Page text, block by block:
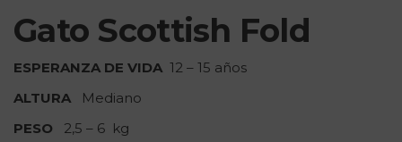
Gato Scottish Fold
ESPERANZA DE VIDA 12 – 15 años
ALTURA Mediano
PESO 2,5 – 6 kg